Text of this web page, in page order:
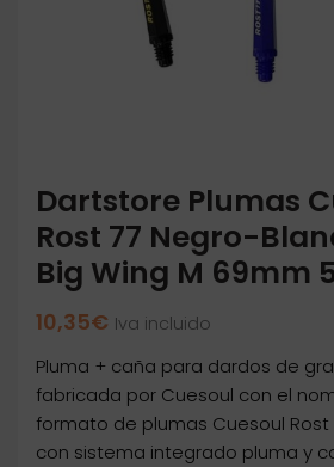
Dartstore Plumas
Rost 77 Negro-
Big Wing M 69mm
10,35€ Iva incluido
Pluma + caña para dardos de
fabricada por Cuesoul con el
formato de plumas Cuesoul Rost
con sistema integrado pluma y